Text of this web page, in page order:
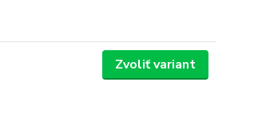
Zvoliť variant